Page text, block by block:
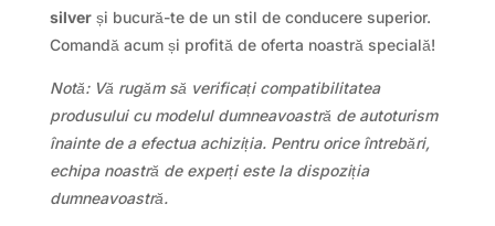
silverși bucură-te de un stil de conducere superior.
Comandă acum și profită de oferta noastră specială!
Notă: Vă rugăm să verificați compatibilitatea
produsului cu modelul dumneavoastră de autoturism
înainte de a efectua achiziția. Pentru orice întrebări,
echipa noastră de experți este la dispoziția
dumneavoastră.